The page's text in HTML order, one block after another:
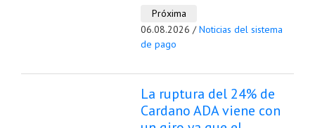
Próxima
06.08.2026 /Noticias del sistema
de pago
La ruptura del 24% de
Cardano ADA viene con